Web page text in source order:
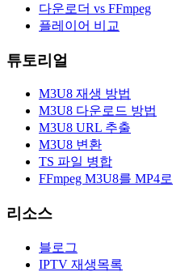
다운로더 vs FFmpeg
플레이어 비교
튜토리얼
M3U8 재생 방법
M3U8 다운로드 방법
M3U8 URL 추출
M3U8 변환
TS 파일 병합
FFmpeg M3U8를 MP4로
리소스
블로그
IPTV 재생목록